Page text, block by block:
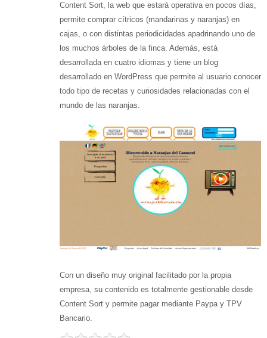
Content Sort, la web que estará operativa en pocos días,
permite comprar cítricos (mandarinas y naranjas) en
cajas, o con distintas periodicidades apadrinando uno de
los muchos árboles de la finca. Además, está
desarrollada en cuatro idiomas y tiene un blog
desarrollado en WordPress que permite al usuario conocer
todo tipo de recetas y curiosidades relacionadas con el
mundo de las naranjas.
Con un diseño muy original facilitado por la propia
empresa, su contenido es totalmente gestionable desde
Content Sort y permite pagar mediante Paypa y TPV
Bancario.